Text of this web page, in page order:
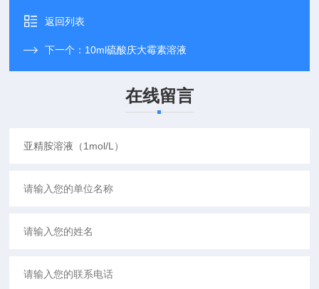
返回列表
下一个： 10ml硫酸庆大霉素溶液
在线留言